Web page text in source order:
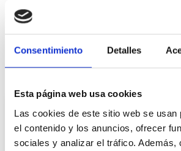
Consentimiento Detalles
Esta página web usa cookies
Las cookies de este sitio web se usan
el contenido y los anuncios, ofrecer
sociales y analizar el tráfico. Además,
Compartir en:
Noticias relacionadas: